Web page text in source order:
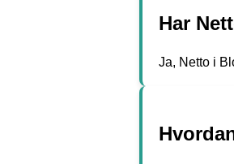
Har
Ja, Netto i